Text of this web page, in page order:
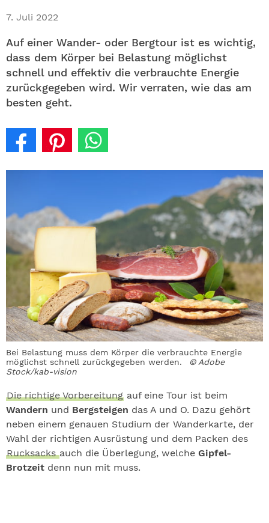
7. Juli 2022
Auf einer Wander- oder Bergtour ist es wichtig,
dass dem Körper bei Belastung möglichst
schnell und effektiv die verbrauchte Energie
zurückgegeben wird. Wir verraten, wie das am
besten geht.
Bei Belastung muss dem Körper die verbrauchte Energie
möglichst schnell zurückgegeben werden.
© Adobe
Stock/kab-vision
Die richtige Vorbereitung auf eine Tour ist beim
Wandern und Bergsteigen das A und O. Dazu gehört
neben einem genauen Studium der Wanderkarte, der
Wahl der richtigen Ausrüstung und dem Packen des
Rucksacksauch die Überlegung, welche Gipfel-
Brotzeit denn nun mit muss.